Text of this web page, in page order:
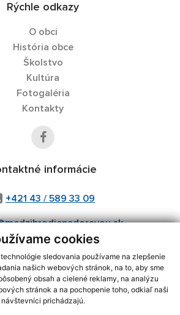
cookies
sledovania používame na zlepšenie
našich webových stránok, na to, aby sme
obsah a cielené reklamy, na analýzu
stránok a na pochopenie toho, odkiaľ naši
návštevníci prichádzajú.
Rýchle odkazy
O obci
História obce
Školstvo
Kultúra
Fotogaléria
Kontakty
informácie
+421 43 / 589 33 09
aktuálnych informácií s využitím RSS
ECHELON 2,Mapa stránok,web portál
s.r.o.,domény,registrácia domény